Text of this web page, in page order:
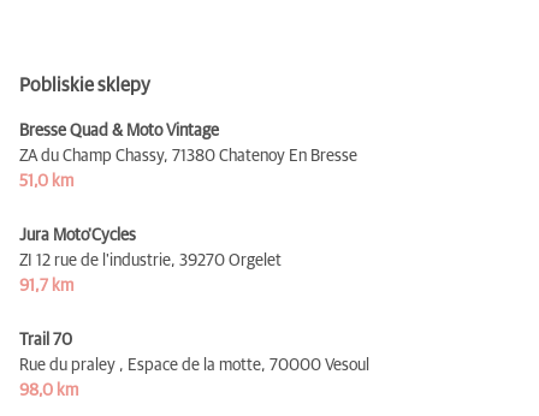
Pobliskie sklepy
Bresse Quad & Moto Vintage
ZA du Champ Chassy, 71380 Chatenoy En Bresse
51,0 km
Jura Moto'Cycles
ZI 12 rue de l'industrie, 39270 Orgelet
91,7 km
Trail 70
Rue du praley , Espace de la motte, 70000 Vesoul
98,0 km